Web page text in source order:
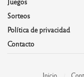
Sorteos
Política de privacidad
Contacto